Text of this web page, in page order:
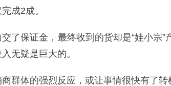
成2成。
了保证金，最终收到的货却是“娃小宗
无疑是巨大的。
群体的强烈反应，或让事情很快有了转